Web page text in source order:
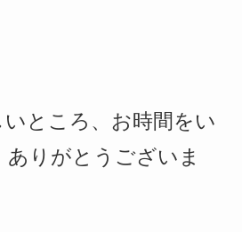
いところ、お時間をい
りがとうございま